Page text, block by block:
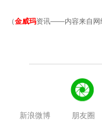
（金威玛资讯——内容来自网
新浪微博 朋友圈